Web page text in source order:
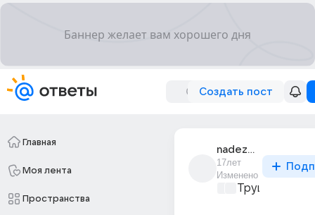
Создать пост
Главная
Моя лента
Пространства
nadezhda_pogodkina
17лет
Изменено
Трушный